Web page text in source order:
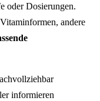
oder Dosierungen.
andere
informieren